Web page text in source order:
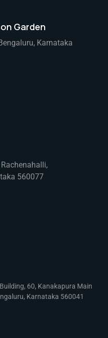
Garden
Karnataka
560077
60, Kanakapura Main
Karnataka 560041